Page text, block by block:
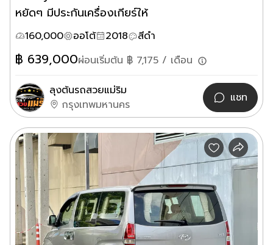
หยัดๆ มีประกันเครื่องเกียร์ให้
160,000 ออโต้ 2018 สีดำ
฿ 639,000ผ่อนเริ่มต้น ฿ 7,175 / เดือน
ลุงต้นรถสวยแม่ริม
กรุงเทพมหานคร
แชท